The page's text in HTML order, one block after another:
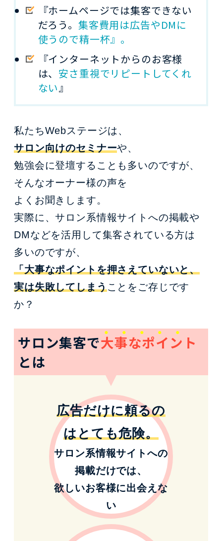
『ホームページでは集客できない
だろう。 集客費用は広告やDMに
使うので精一杯』。
『インターネットからのお客様
は、 安さ重視でリピートしてくれ
ない』
私たちWebステージは、
サロン向けのセミナーや、
勉強会に登壇することも多いのですが、
そんなオーナー様の声を
よくお聞きします。
実際に、サロン系情報サイトへの掲載や
DMなどを活用して集客されている方は
多いのですが、
「大事なポイントを押さえていないと、
実は失敗してしまうことをご存じです
か？
サロン集客で大事なポイント
とは
広告だけに頼るの
はとても危険。
サロン系情報サイトへの
掲載だけでは、
欲しいお客様に出会えな
い